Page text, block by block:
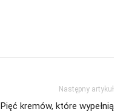
Następny artykuł
Pięć kremów, które wypełnią